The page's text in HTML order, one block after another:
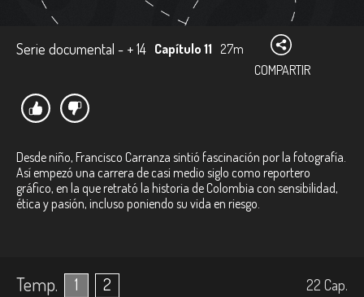
Serie documental - + 14 Capítulo 11 27m
COMPARTIR
Desde niño, Francisco Carranza sintió fascinación por la fotografía.
Así empezó una carrera de casi medio siglo como reportero
gráfico, en la que retrató la historia de Colombia con sensibilidad,
ética y pasión, incluso poniendo su vida en riesgo.
Temp. 1 2 22 Cap.